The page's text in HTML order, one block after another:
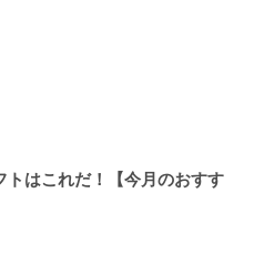
はこれだ！【今月のおすす